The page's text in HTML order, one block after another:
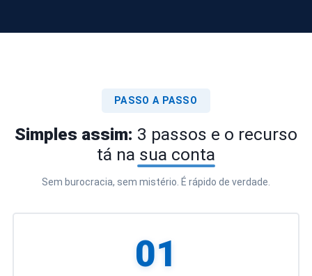
PASSO A PASSO
Simples assim: 3 passos e o recurso
tá na sua conta
Sem burocracia, sem mistério. É rápido de verdade.
01